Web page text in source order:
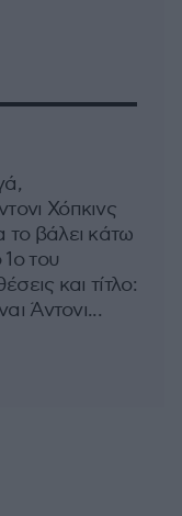
Χόπκινς
το βάλει κάτω
του
και τίτλο:
Άντονι...